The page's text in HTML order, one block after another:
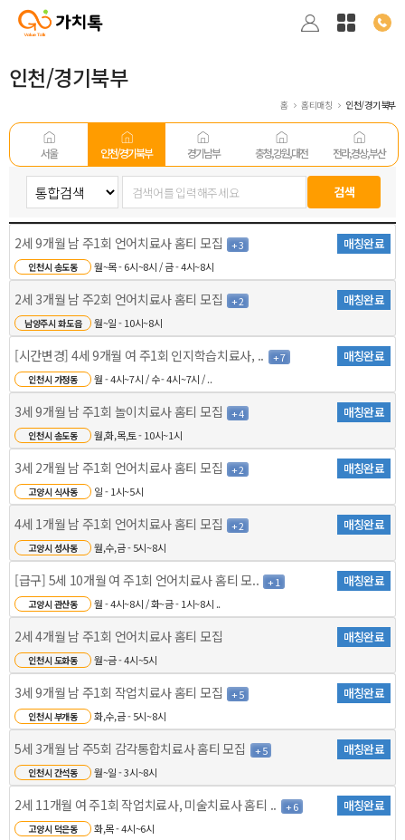
인천/경기북부
홈 홈티매칭 인천/경기북부
서울 인천/경기 북부 경기남부 충청,강원,대전 전라,경상,부산
2세 9개월 남 주1회 언어치료사 홈티 모집 + 3 매칭완료
인천시 송도동 월~목 - 6시~8시 / 금 - 4시~8시
2세 3개월 남 주2회 언어치료사 홈티 모집 + 2 매칭완료
남양주시 화도읍 월~일 - 10시~8시
[시간변경] 4세 9개월 여 주1회 인지학습치료사, .. + 7 매칭완료
인천시 가정동 월 - 4시~7시 / 수 - 4시~7시 / ..
3세 9개월 남 주1회 놀이치료사 홈티 모집 + 4 매칭완료
인천시 송도동 월,화,목,토 - 10시~1시
3세 2개월 남 주1회 언어치료사 홈티 모집 + 2 매칭완료
고양시 식사동 일 - 1시~5시
4세 1개월 남 주1회 언어치료사 홈티 모집 + 2 매칭완료
고양시 성사동 월,수,금 - 5시~8시
[급구] 5세 10개월 여 주1회 언어치료사 홈티 모.. + 1 매칭완료
고양시 관산동 월 - 4시~8시 / 화~금 - 1시~8시 ..
2세 4개월 남 주1회 언어치료사 홈티 모집 매칭완료
인천시 도화동 월~금 - 4시~5시
3세 9개월 남 주1회 작업치료사 홈티 모집 + 5 매칭완료
인천시 부개동 화,수,금 - 5시~8시
5세 3개월 남 주5회 감각통합치료사 홈티 모집 + 5 매칭완료
인천시 간석동 월~일 - 3시~8시
2세 11개월 여 주1회 작업치료사, 미술치료사 홈티 .. + 6 매칭완료
고양시 덕은동 화,목 - 4시~6시